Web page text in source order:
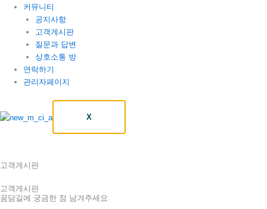
커뮤니티
공지사항
고객게시판
질문과 답변
상호소통 방
연락하기
관리자페이지
X
고객게시판
고객게시판
꿈담길에 궁금한 점 남겨주세요